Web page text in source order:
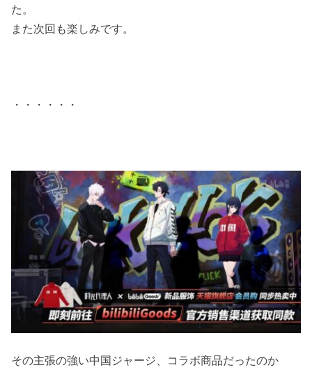
た。
また次回も楽しみです。
・・・・・・
その主張の強い中国ジャージ、コラボ商品だったのか